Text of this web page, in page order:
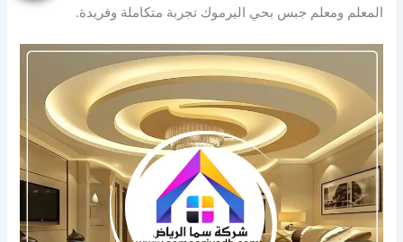
المعلم ومعلم جبس بحي اليرموك تجربة متكاملة وفريدة.